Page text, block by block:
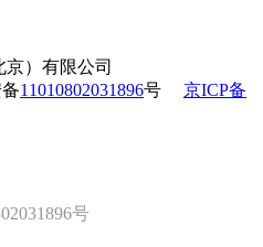
京）有限公司
11010802031896号 京ICP备
号